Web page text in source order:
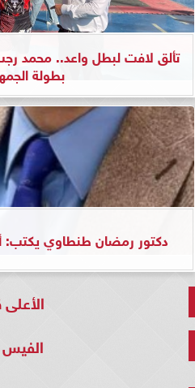
تألق لافت لبطل واعد.. محمد
بطولة
دكتور رمضان طنطاوي يكتب: